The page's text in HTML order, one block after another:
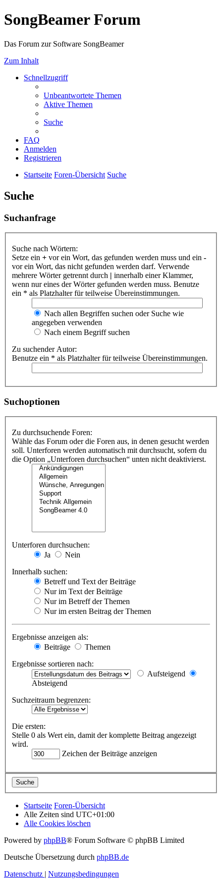
SongBeamer Forum
Das Forum zur Software SongBeamer
Zum Inhalt
Schnellzugriff
Unbeantwortete Themen
Aktive Themen
Suche
FAQ
Anmelden
Registrieren
Startseite Foren-Übersicht Suche
Suche
Suchanfrage
Suche nach Wörtern:
Setze ein + vor ein Wort, das gefunden werden muss und ein -
vor ein Wort, das nicht gefunden werden darf. Verwende
mehrere Wörter getrennt durch | innerhalb einer Klammer,
wenn nur eines der Wörter gefunden werden muss. Benutze
ein * als Platzhalter für teilweise Übereinstimmungen.
Nach allen Begriffen suchen oder Suche wie
angegeben verwenden
Nach einem Begriff suchen
Zu suchender Autor:
Benutze ein * als Platzhalter für teilweise Übereinstimmungen.
Suchoptionen
Zu durchsuchende Foren:
Wähle das Forum oder die Foren aus, in denen gesucht werden
soll. Unterforen werden automatisch mit durchsucht, sofern du
die Option „Unterforen durchsuchen“ unten nicht deaktivierst.
Unterforen durchsuchen:
Ja
Nein
Innerhalb suchen:
Betreff und Text der Beiträge
Nur im Text der Beiträge
Nur im Betreff der Themen
Nur im ersten Beitrag der Themen
Ergebnisse anzeigen als:
Beiträge
Themen
Ergebnisse sortieren nach:
Aufsteigend
Absteigend
Suchzeitraum begrenzen:
Die ersten:
Stelle 0 als Wert ein, damit der komplette Beitrag angezeigt
wird.
Zeichen der Beiträge anzeigen
Startseite Foren-Übersicht
Alle Zeiten sind UTC+01:00
Alle Cookies löschen
Powered by phpBB® Forum Software © phpBB Limited
Deutsche Übersetzung durch phpBB.de
Datenschutz | Nutzungsbedingungen